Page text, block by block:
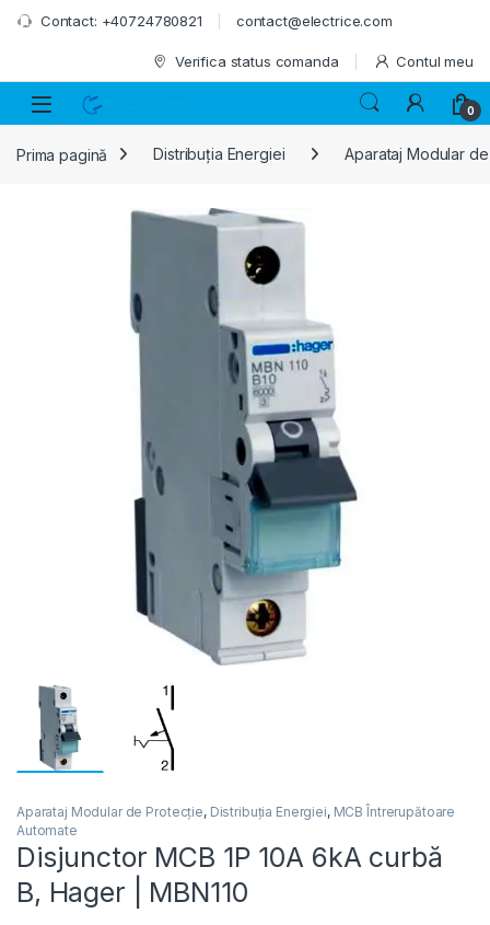
Skip to navigation
Skip to content
Contact: +40724780821 contact@electrice.com
Verifica status comanda Contul meu
0
Prima pagină Distribuția Energiei Aparataj Modular
Aparataj Modular de Protecție, Distribuția Energiei, MCB Întrerupătoare
Automate
Disjunctor MCB 1P 10A 6kA curbă
B, Hager | MBN110